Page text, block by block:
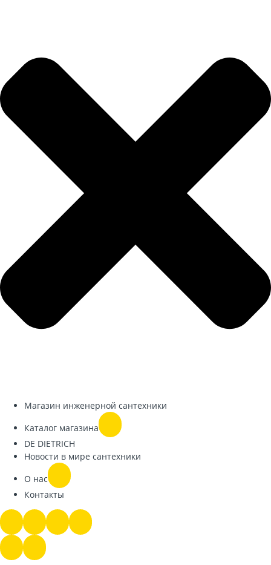
Магазин инженерной сантехники
Каталог магазина
DE DIETRICH
Новости в мире сантехники
О нас
Контакты